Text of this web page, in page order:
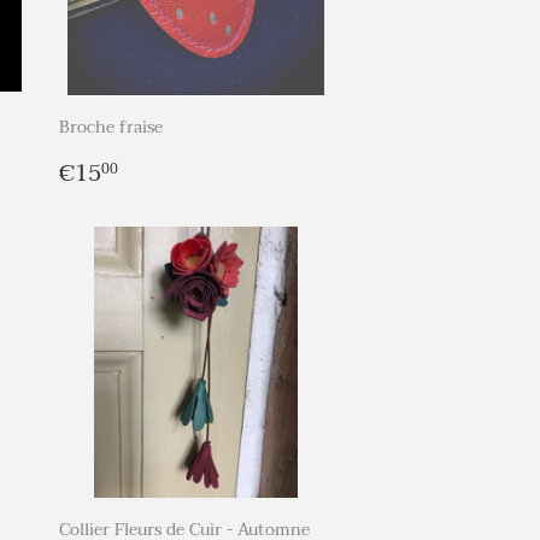
Broche fraise
Prix
€1500€15,00
Collier Fleurs de Cuir - Automne